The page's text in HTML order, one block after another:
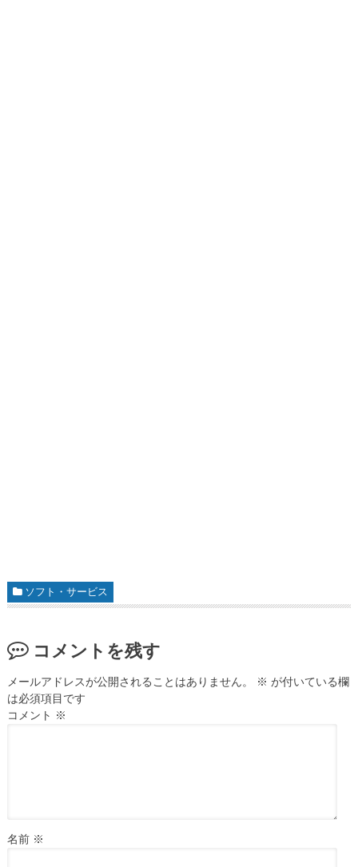
ソフト・サービス
コメントを残す
メールアドレスが公開されることはありません。 ※ が付いている欄
は必須項目です
コメント ※
名前 ※